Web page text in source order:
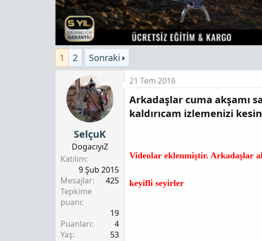
1 2 Sonraki
SelçuK
DogacıyıZ
Katılım
9 Şub 2015
Mesajlar
425
Tepkime
puanı
19
Puanları
4
Yaş
53
21 Tem 2016
Arkadaşlar cuma akşamı
kaldırıcam izlemenizi
Videolar eklenmiştir. Arkadaşlar
keyifli seyirler